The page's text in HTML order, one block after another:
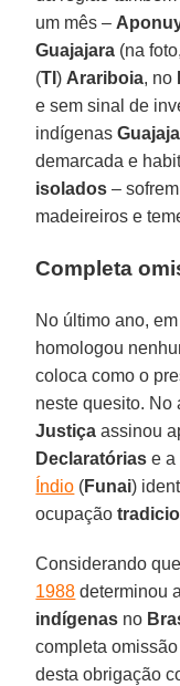
um mês –
Guajajara (na
(TI) Arariboia, no
e sem sinal de
indígenas
demarcada e
isolados –
madeireiros e
Completa
No último ano,
homologou
coloca como o
neste quesito. No
Justiça assinou
Declaratórias e a
Índio (Funai)
ocupação
Considerando
1988 determinou
indígenas no
completa
desta obrigação